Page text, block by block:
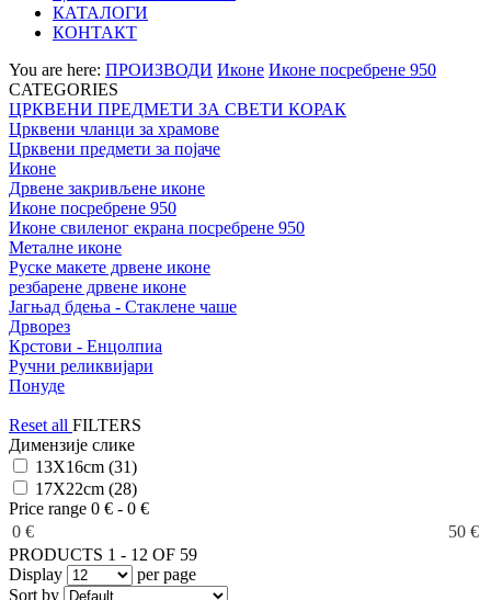
КАТАЛОГИ
КОНТАКТ
You are here: ПРОИЗВОДИ Иконе Иконе посребрене 950
CATEGORIES
ЦРКВЕНИ ПРЕДМЕТИ ЗА СВЕТИ КОРАК
Црквени чланци за храмове
Црквени предмети за појаче
Иконе
Дрвене закривљене иконе
Иконе посребрене 950
Иконе свиленог екрана посребрене 950
Металне иконе
Руске макете дрвене иконе
резбарене дрвене иконе
Јагњад бдења - Стаклене чаше
Дрворез
Крстови - Енцолпиа
Ручни реликвијари
Понуде
Reset all FILTERS
Димензије слике
13X16cm (31)
17X22cm (28)
Price range 0 € - 0 €
0 €
50 €
PRODUCTS 1 - 12 OF 59
Display
per page
Sort by